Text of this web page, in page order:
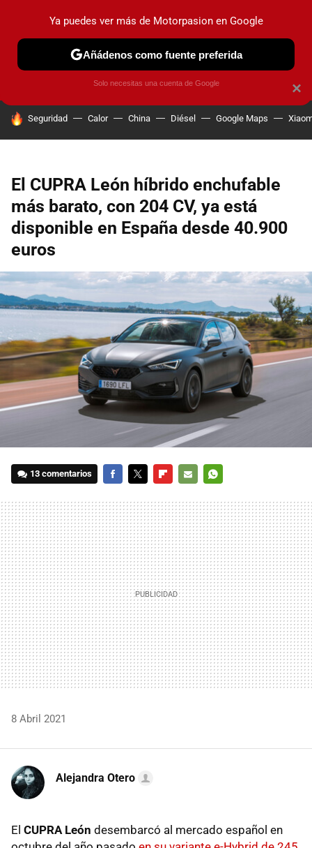
PRUEBAS COCHES ELÉCTRICOS OBSERVATORIO
HOY SE HABLA DE
Seguridad Calor China Diésel Google Maps
El CUPRA León híbrido enchufable
más barato, con 204 CV, ya está
disponible en España desde 40.900
euros
13 comentarios
MAIL
8 Abril 2021
Alejandra Otero
El CUPRA León desembarcó al mercado español en
×
Ya puedes ver más de Motorpasion en Google
Añádenos como fuente preferida
Solo necesitas una cuenta de Google